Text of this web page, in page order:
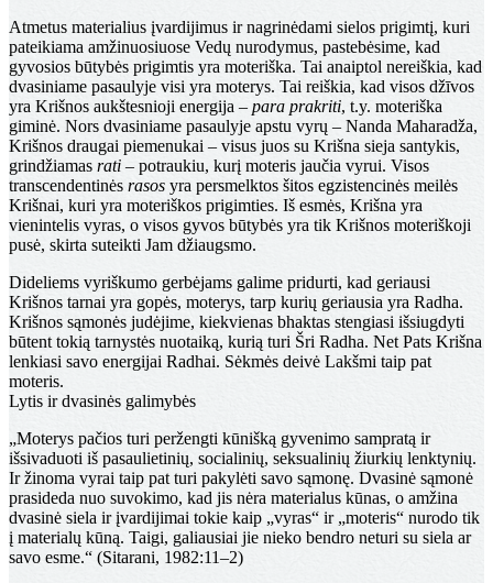
Atmetus materialius įvardijimus ir nagrinėdami sielos prigimtį, kuri
pateikiama amžinuosiuose Vedų nurodymus, pastebėsime, kad
gyvosios būtybės prigimtis yra moteriška. Tai anaiptol nereiškia, kad
dvasiniame pasaulyje visi yra moterys. Tai reiškia, kad visos džīvos
yra Krišnos aukštesnioji energija –para prakriti, t.y. moteriška
giminė. Nors dvasiniame pasaulyje apstu vyrų – Nanda Maharadža,
Krišnos draugai piemenukai – visus juos su Krišna sieja santykis,
grindžiamas rati– potraukiu, kurį moteris jaučia vyrui. Visos
transcendentinės rasos yra persmelktos šitos egzistencinės meilės
Krišnai, kuri yra moteriškos prigimties. Iš esmės, Krišna yra
vienintelis vyras, o visos gyvos būtybės yra tik Krišnos moteriškoji
pusė, skirta suteikti Jam džiaugsmo.
Dideliems vyriškumo gerbėjams galime pridurti, kad geriausi
Krišnos tarnai yra gopės, moterys, tarp kurių geriausia yra Radha.
Krišnos sąmonės judėjime, kiekvienas bhaktas stengiasi išsiugdyti
būtent tokią tarnystės nuotaiką, kurią turi Šri Radha. Net Pats Krišna
lenkiasi savo energijai Radhai. Sėkmės deivė Lakšmi taip pat
moteris.
Lytis ir dvasinės galimybės
„Moterys pačios turi peržengti kūnišką gyvenimo sampratą ir
išsivaduoti iš pasaulietinių, socialinių, seksualinių žiurkių lenktynių.
Ir žinoma vyrai taip pat turi pakylėti savo sąmonę. Dvasinė sąmonė
prasideda nuo suvokimo, kad jis nėra materialus kūnas, o amžina
dvasinė siela ir įvardijimai tokie kaip „vyras“ ir „moteris“ nurodo tik
į materialų kūną. Taigi, galiausiai jie nieko bendro neturi su siela ar
savo esme.“ (Sitarani, 1982:11–2)